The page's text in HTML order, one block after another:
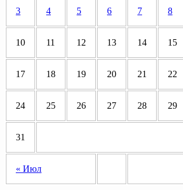
« Июл
3 4 5 6 7 8
10 11 12 13 14 15
17 18 19 20 21 22
24 25 26 27 28 29
31